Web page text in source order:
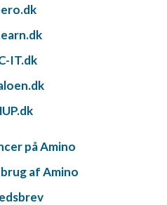
IT.dk
på Amino
af Amino